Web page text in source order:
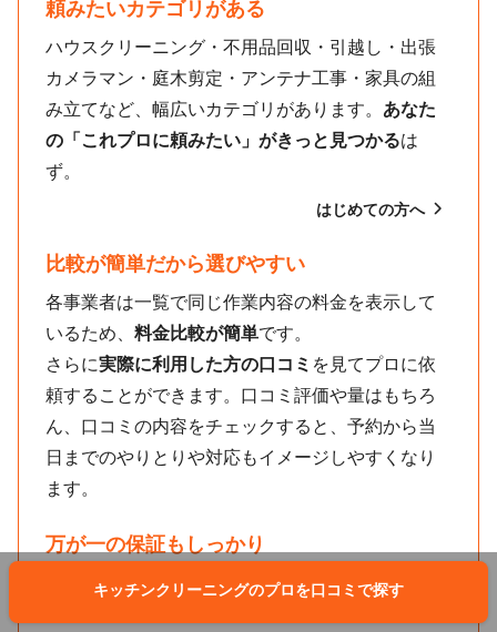
頼みたいカテゴリがある
ハウスクリーニング・不用品回収・引越し・出張
カメラマン・庭木剪定・アンテナ工事・家具の組
み立てなど、幅広いカテゴリがあります。 あなた
の「これプロに頼みたい」がきっと見つかるは
ず。
はじめての方へ
比較が簡単だから選びやすい
各事業者は一覧で同じ作業内容の料金を表示して
いるため、 料金比較が簡単です。
さらに実際に利用した方の口コミ を見てプロに依
頼することができます。口コミ評価や量はもちろ
ん、口コミの内容をチェックすると、予約から当
日までのやりとりや対応もイメージしやすくなり
ます。
万が一の保証もしっかり
自宅で作業を行う出張・訪問サービスは不安に思
キッチンクリーニングのプロを口コミで探す